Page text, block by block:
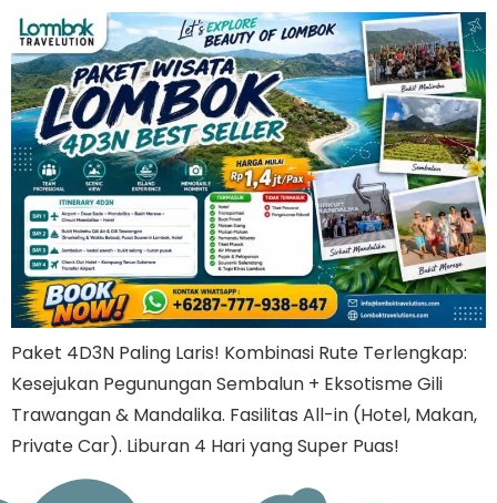
Paket 4D3N Paling Laris! Kombinasi Rute Terlengkap:
Kesejukan Pegunungan Sembalun + Eksotisme Gili
Trawangan & Mandalika. Fasilitas All-in (Hotel, Makan,
Private Car). Liburan 4 Hari yang Super Puas!